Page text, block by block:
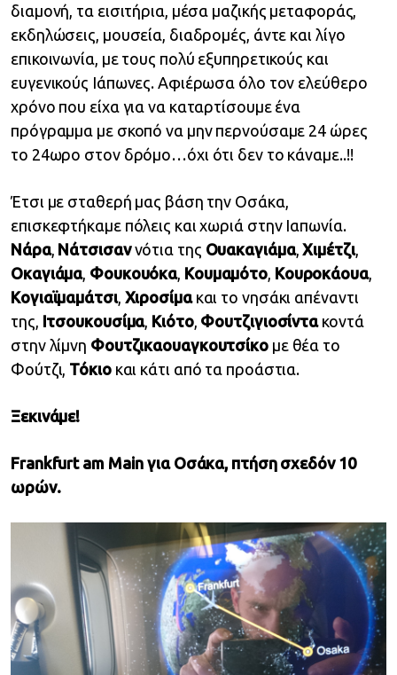
διαμονή, τα εισιτήρια, μέσα μαζικής μεταφοράς,
εκδηλώσεις, μουσεία, διαδρομές, άντε και λίγο
επικοινωνία, με τους πολύ εξυπηρετικούς και
ευγενικούς Ιάπωνες. Αφιέρωσα όλο τον ελεύθερο
χρόνο που είχα για να καταρτίσουμε ένα
πρόγραμμα με σκοπό να μην περνούσαμε 24 ώρες
το 24ωρο στον δρόμο…όχι ότι δεν το κάναμε..!!
Έτσι με σταθερή μας βάση την Οσάκα
επισκεφτήκαμε πόλεις και χωριά στην Ιαπωνία.
Νάρα, Νάτσισαννότια της Ουακαγιάμα,Χιμέτζι,
Οκαγιάμα, Φουκουόκα, Κουμαμότο Κουροκάουα,
Κογιαϊμαμάτσι, Χιροσίμα και το νησάκι απέναντι
της, Ιτσουκουσίμα, Κιότο, Φουτζιγιοσίντα κοντά
στην λίμνη Φουτζικαουαγκουτσίκο με θέα το
Φούτζι, Τόκιο και κάτι από τα προάστια.
Ξεκινάμε!
Frankfurt am Main για Οσάκα, πτήση σχεδόν 10
ωρών.